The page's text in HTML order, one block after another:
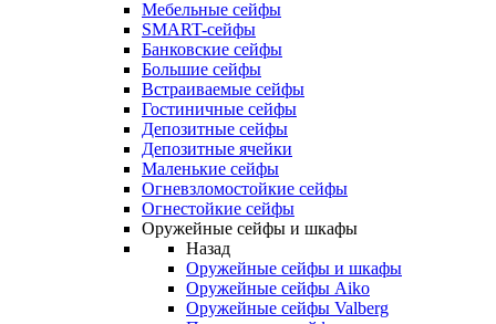
Мебельные сейфы
SMART-сейфы
Банковские сейфы
Большие сейфы
Встраиваемые сейфы
Гостиничные сейфы
Депозитные сейфы
Депозитные ячейки
Маленькие сейфы
Огневзломостойкие сейфы
Огнестойкие сейфы
Оружейные сейфы и шкафы
Назад
Оружейные сейфы и шкафы
Оружейные сейфы Aiko
Оружейные сейфы Valberg